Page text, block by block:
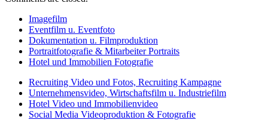
Imagefilm
Eventfilm u. Eventfoto
Dokumentation u. Filmproduktion
Portraitfotografie & Mitarbeiter Portraits
Hotel und Immobilien Fotografie
Recruiting Video und Fotos, Recruiting Kampagne
Unternehmensvideo, Wirtschaftsfilm u. Industriefilm
Hotel Video und Immobilienvideo
Social Media Videoproduktion & Fotografie